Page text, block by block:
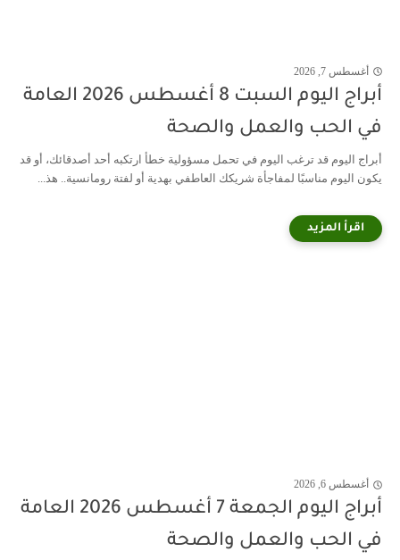
أغسطس 7, 2026
أبراج اليوم السبت 8 أغسطس 2026 العامة
في الحب والعمل والصحة
أبراج اليوم قد ترغب اليوم في تحمل مسؤولية خطأ ارتكبه أحد أصدقائك، أو قد
يكون اليوم مناسبًا لمفاجأة شريكك العاطفي بهدية أو لفتة رومانسية.. هذ...
أغسطس 6, 2026
أبراج اليوم الجمعة 7 أغسطس 2026 العامة
في الحب والعمل والصحة